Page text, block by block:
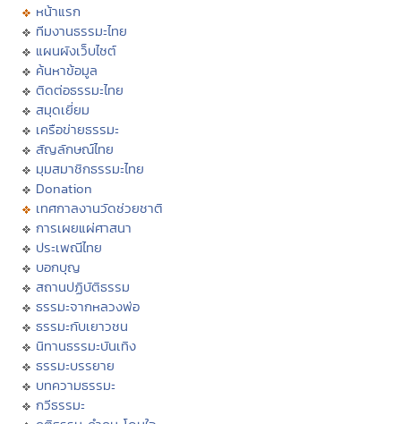
หน้าแรก
ทีมงานธรรมะไทย
แผนผังเว็บไซต์
ค้นหาข้อมูล
ติดต่อธรรมะไทย
สมุดเยี่ยม
เครือข่ายธรรมะ
สัญลักษณ์ไทย
มุมสมาชิกธรรมะไทย
Donation
เทศกาลงานวัดช่วยชาติ
การเผยแผ่ศาสนา
ประเพณีไทย
บอกบุญ
สถานปฏิบัติธรรม
ธรรมะจากหลวงพ่อ
ธรรมะกับเยาวชน
นิทานธรรมะบันเทิง
ธรรมะบรรยาย
บทความธรรมะ
กวีธรรมะ